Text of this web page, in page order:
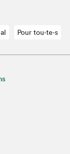
Pour tou⋅te⋅s